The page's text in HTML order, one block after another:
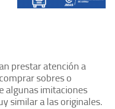
prestar atención a
sobres o
algunas imitaciones
similar a las originales.